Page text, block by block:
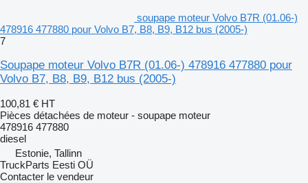
soupape moteur Volvo B7R (01.06-)
478916 477880 pour Volvo B7, B8, B9, B12 bus (2005-)
7
Soupape moteur Volvo B7R (01.06-) 478916 477880 pour
Volvo B7, B8, B9, B12 bus (2005-)
100,81 € HT
Pièces détachées de moteur - soupape moteur
478916 477880
diesel
Estonie, Tallinn
TruckParts Eesti OÜ
Contacter le vendeur